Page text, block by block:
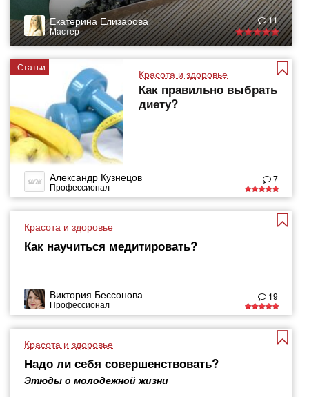
Екатерина Елизарова
Мастер
11
Статьи
Красота и здоровье
Как правильно выбрать
диету?
Александр Кузнецов
Профессионал
7
Красота и здоровье
Как научиться медитировать?
Виктория Бессонова
Профессионал
19
Красота и здоровье
Надо ли себя совершенствовать?
Этюды о молодежной жизни